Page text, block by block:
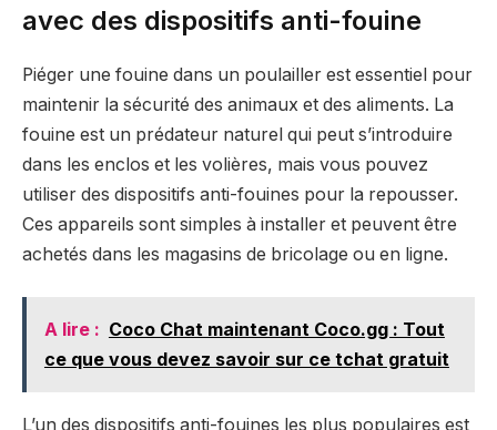
avec des dispositifs anti-fouine
Piéger une fouine dans un poulailler est essentiel pour
maintenir la sécurité des animaux et des aliments. La
fouine est un prédateur naturel qui peut s’introduire
dans les enclos et les volières, mais vous pouvez
utiliser des dispositifs anti-fouines pour la repousser.
Ces appareils sont simples à installer et peuvent être
achetés dans les magasins de bricolage ou en ligne.
A lire : Coco Chat maintenant Coco.gg : Tout
ce que vous devez savoir sur ce tchat gratuit
L’un des dispositifs anti-fouines les plus populaires est